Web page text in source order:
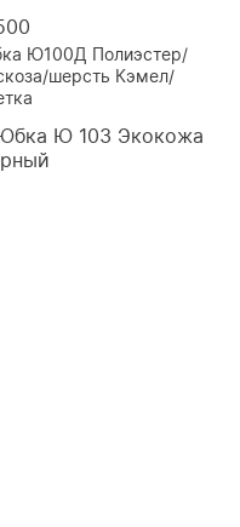
Ю100Д Полиэстер/
шерсть Кэмел/